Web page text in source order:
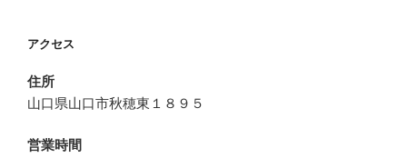
ン
アクセス
住所
山口県山口市秋穂東１８９５
営業時間